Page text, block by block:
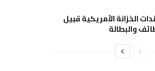
الخزانة الأمريكية قبيل
والبطالة